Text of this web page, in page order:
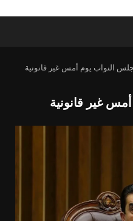
النواب يوم أمس غير قانونية
غير قانونية